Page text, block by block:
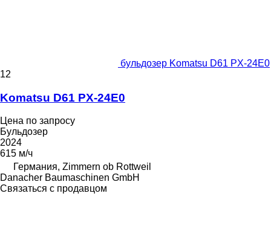
бульдозер Komatsu D61 PX-24E0
12
Komatsu D61 PX-24E0
Цена по запросу
Бульдозер
2024
615 м/ч
Германия, Zimmern ob Rottweil
Danacher Baumaschinen GmbH
Связаться с продавцом